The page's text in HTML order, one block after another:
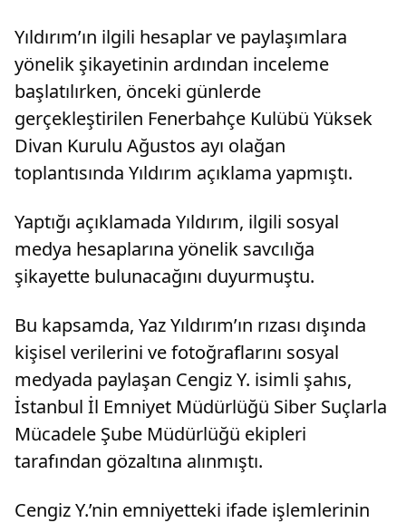
Yıldırım’ın ilgili hesaplar ve paylaşımlara
yönelik şikayetinin ardından inceleme
başlatılırken, önceki günlerde
gerçekleştirilen Fenerbahçe Kulübü Yüksek
Divan Kurulu Ağustos ayı olağan
toplantısında Yıldırım açıklama yapmıştı.
Yaptığı açıklamada Yıldırım, ilgili sosyal
medya hesaplarına yönelik savcılığa
şikayette bulunacağını duyurmuştu.
Bu kapsamda, Yaz Yıldırım’ın rızası dışında
kişisel verilerini ve fotoğraflarını sosyal
medyada paylaşan Cengiz Y. isimli şahıs,
İstanbul İl Emniyet Müdürlüğü Siber Suçlarla
Mücadele Şube Müdürlüğü ekipleri
tarafından gözaltına alınmıştı.
Cengiz Y.’nin emniyetteki ifade işlemlerinin